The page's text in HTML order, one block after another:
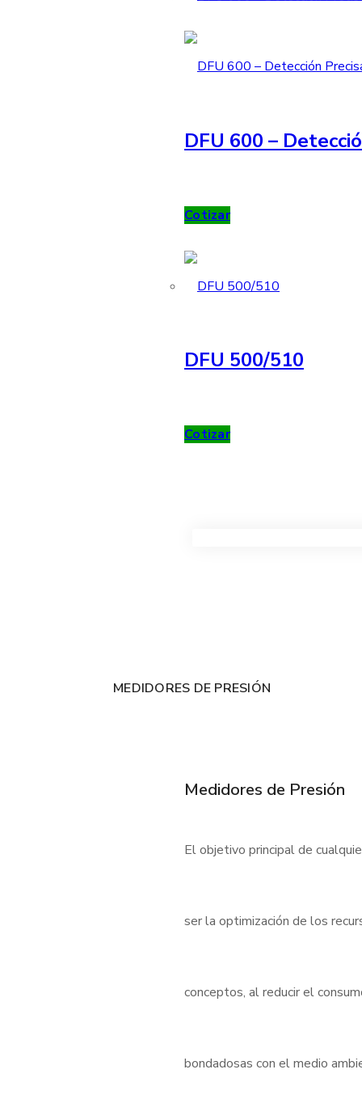
DFU 600 –
Cotizar
DFU 500/510
Cotizar
MEDIDORES DE PRESIÓN
Medidores de Presión
El objetivo principal de
ser la optimización de los
conceptos, al reducir el
bondadosas con el medio